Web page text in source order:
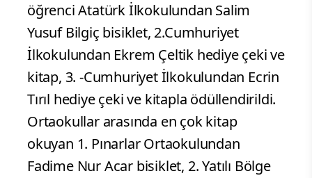
öğrenci Atatürk İlkokulundan Salim
Yusuf Bilgiç bisiklet, 2.Cumhuriyet
İlkokulundan Ekrem Çeltik hediye çeki ve
kitap, 3. -Cumhuriyet İlkokulundan Ecrin
Tırıl hediye çeki ve kitapla ödüllendirildi.
Ortaokullar arasında en çok kitap
okuyan 1. Pınarlar Ortaokulundan
Fadime Nur Acar bisiklet, 2. Yatılı Bölge